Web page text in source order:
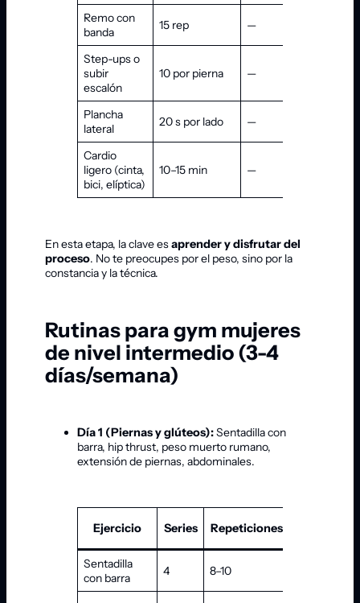
Remo con
banda
15 rep —
Step-ups o
subir
escalón
10 por pierna —
Plancha
lateral
20 s por lado —
Cardio
ligero (cinta,
bici, elíptica)
10–15 min —
En esta etapa, la clave esaprender y disfrutar del
proceso. No te preocupes por el peso, sino por la
constancia y la técnica.
Rutinas para gym mujeres
de nivel intermedio (3-4
días/semana)
Día 1 (Piernas y glúteos):Sentadilla con
barra, hip thrust, peso muerto rumano,
extensión de piernas, abdominales.
Ejercicio Series Repeticiones
Sentadilla
con barra
4 8–10